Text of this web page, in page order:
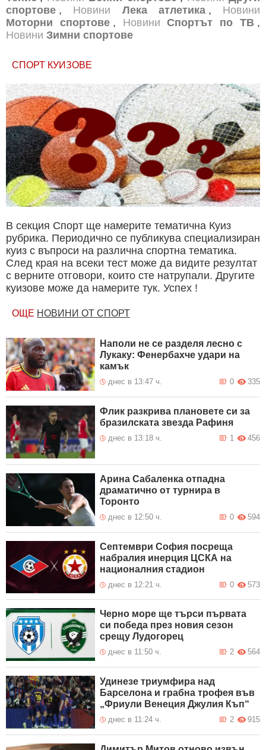
спортове , Новини Лека атлетика , Новини
Моторни спортове , Новини Спортът по ТВ ,
Новини Зимни спортове
СПОРТ КУИЗОВЕ
В секция Спорт ще намерите тематична Куиз
рубрика. Периодично се публикува специализиран
куиз с въпроси на различна спортна тематика.
След края на всеки тест може да видите резултат
с верните отговори, които сте натрупали. Другите
куизове може да намерите тук. Успех !
ОЩЕ НОВИНИ ОТ СПОРТ
Наполи не се разделя лесно с
Лукаку: Фенербахче удари на
камък
днес в 13:47 ч. 335
0
Флик разкрива плановете си за
бразилската звезда Рафиня
днес в 13:18 ч. 456
1
Арина Сабаленка отпадна
драматично от турнира в
Торонто
днес в 12:50 ч. 594
0
Септември София посреща
набралия инерция ЦСКА на
националния стадион
днес в 12:21 ч. 573
0
Черно море ще търси първата
си победа през новия сезон
срещу Лудогорец
днес в 11:50 ч. 564
2
Удинезе триумфира над
Барселона и грабна трофея във
„Фриули Венеция Джулия Къп“
днес в 11:24 ч. 915
2